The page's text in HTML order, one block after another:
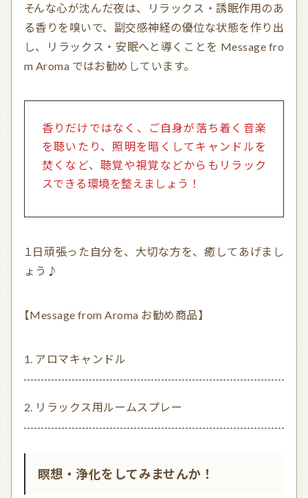
そんな心が沈んだ夜は、リラックス・誘眠作用のあ
る香りを嗅いで、副交感神経の優位な状態を作り出
し、リラックス・安眠へと導くことを Message fro
m Aroma ではお勧めしています。
香りだけではなく、ご自身が落ち着く音楽
を聴いたり、照明を暗くしてキャンドルを
焚くなど、聴覚や視覚などからもリラック
スできる環境を整えましょう！
１日頑張った自分を、大切な方を、癒してあげまし
ょう♪
【Message from Aroma お勧め商品】
アロマキャンドル
リラックス用ルームスプレー
瞑想・浄化をしてみませんか！